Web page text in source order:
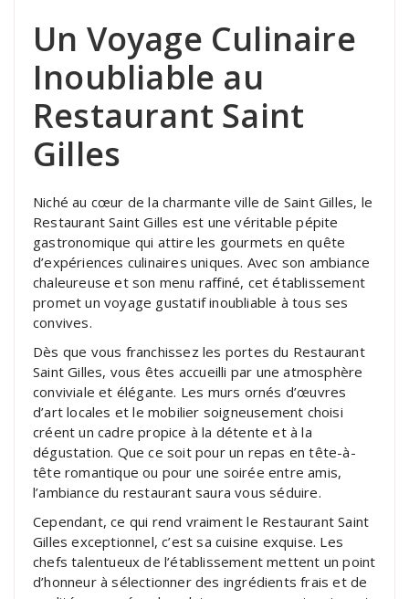
Un Voyage Culinaire
Inoubliable au
Restaurant Saint
Gilles
Niché au cœur de la charmante ville de Saint Gilles, le
Restaurant Saint Gilles est une véritable pépite
gastronomique qui attire les gourmets en quête
d’expériences culinaires uniques. Avec son ambiance
chaleureuse et son menu raffiné, cet établissement
promet un voyage gustatif inoubliable à tous ses
convives.
Dès que vous franchissez les portes du Restaurant
Saint Gilles, vous êtes accueilli par une atmosphère
conviviale et élégante. Les murs ornés d’œuvres
d’art locales et le mobilier soigneusement choisi
créent un cadre propice à la détente et à la
dégustation. Que ce soit pour un repas en tête-à-
tête romantique ou pour une soirée entre amis,
l’ambiance du restaurant saura vous séduire.
Cependant, ce qui rend vraiment le Restaurant Saint
Gilles exceptionnel, c’est sa cuisine exquise. Les
chefs talentueux de l’établissement mettent un point
d’honneur à sélectionner des ingrédients frais et de